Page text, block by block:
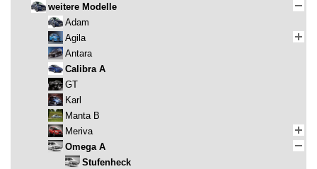
weitere Modelle
Adam
Agila
Antara
Calibra A
GT
Karl
Manta B
Meriva
Omega A
Stufenheck